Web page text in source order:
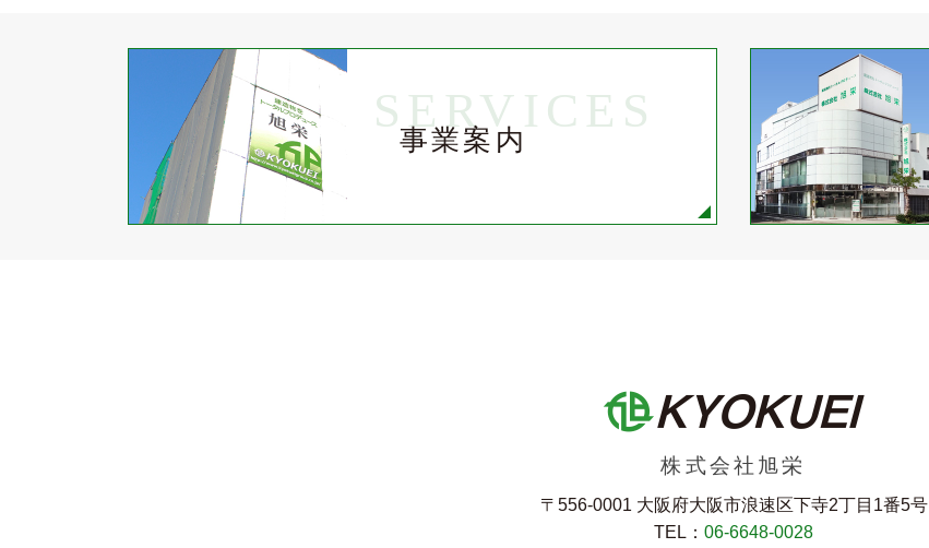
事業案内
SERVICES
株式会社旭栄
〒556-0001 大阪府大阪市浪速区下寺2丁⽬1番5号
TEL： 06-6648-0028